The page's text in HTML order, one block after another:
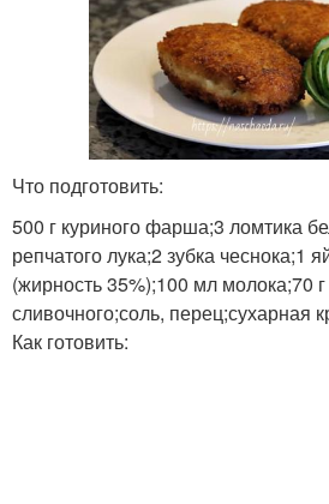
Что подготовить:
500 г куриного фарша;3 ломтика
репчатого лука;2 зубка чеснока;1
(жирность 35%);100 мл молока;70
сливочного;соль, перец;сухарная
Как готовить: